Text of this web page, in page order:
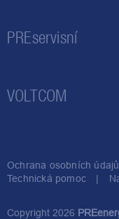
PREservisní
VOLTCOM
Ochrana osobních
Technická pomoc
Copyright 2026